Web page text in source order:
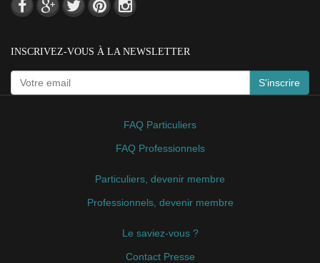
INSCRIVEZ-VOUS À LA NEWSLETTER
S'inscrire
FAQ Particuliers
FAQ Professionnels
Particuliers, devenir membre
Professionnels, devenir membre
Le saviez-vous ?
Contact Presse